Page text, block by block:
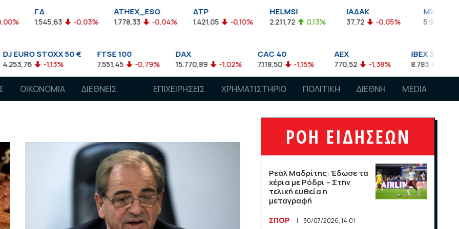
1.545,63 -0,03%
ATHEX_ESG
1.778,33 -0,04% 1.421,05 -0,10%
HELMSI
2.211,72 0,13%
ΙΑΔΑΚ
37,72 -0,05%
MXGRR
5.986,38
STOXX 50 €
-1,13%
FTSE 100
7.551,45 -0,79% 15.770,89 -1,02%
CAC 40
7.118,50 -1,15% 770,52 -1,38%
IBEX 35
8.783,40
ΟΙΚΟΝΟΜΙΑ
ΔΙΕΘΝΕΙΣ
ΕΠΙΧΕΙΡΗΣΕΙΣ ΧΡΗΜΑΤΙΣΤΗΡΙΟ ΠΟΛΙΤΙΚΗ ΔΙΕΘΝΗ MEDIA
ΡΟΗ ΕΙΔΗΣΕΩΝ
Ρεάλ Μαδρίτης: Έδωσε τα
χέρια με Ρόδρι – Στην
τελική ευθεία η
μεταγραφή
ΣΠΟΡ 30/07/2026, 14:01